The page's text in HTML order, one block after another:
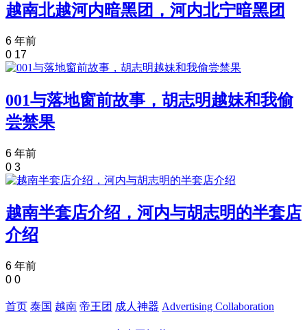
越南北越河内暗黑团，河内北宁暗黑团
6 年前
0 17
001与落地窗前故事，胡志明越妹和我偷
尝禁果
6 年前
0 3
越南半套店介绍，河内与胡志明的半套店
介绍
6 年前
0 0
首页 泰国 越南 帝王团 成人神器 Advertising Collaboration